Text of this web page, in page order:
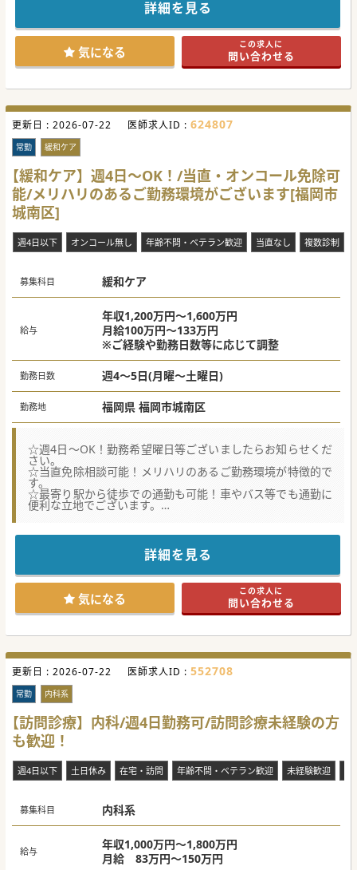
外来と病棟管理、訪問診療を中心にお任せ致しますが、業務
のバランス等はご希望等を踏まえて決定致します。
週4日のご勤務からOKで当直・オンコールの免除も可能！
ご興味ございましたらお気軽にお問合せくださいませ。
#秋入職可
詳細を見る
気になる この求人に
問い合わせる
更新日 : 2026-07-22 医師求人ID : 624807
常勤 緩和ケア
【緩和ケア】週4日～OK！/当直・オンコール免除可
能/メリハリのあるご勤務環境がございます[福岡市
城南区]
週4日以下 オンコール無し 年齢不問・ベテラン歓迎 当直なし 複数診制
募集科目 緩和ケア
給与
年収1,200万円～1,600万円
月給100万円～133万円
※ご経験や勤務日数等に応じて調整
勤務日数 週4～5日(月曜～土曜日)
勤務地 福岡県 福岡市城南区
☆週4日～OK！勤務希望曜日等ございましたらお知らせくだ
さい。
☆当直免除相談可能！メリハリのあるご勤務環境が特徴的で
す。
☆最寄り駅から徒歩での通勤も可能！車やバス等でも通勤に
便利な立地でございます。
福岡市城南区の病院での更なる体制強化を目的として緩和ケ
アの対応をお願いできる医師を募集しています。
外来と病棟管理を中心にお任せ致しますが、業務のバランス
等はご希望等を踏まえて決定致します。
週4日のご勤務からOKで当直・オンコールの免除も可能！
ご興味ございましたらお気軽にお問合せくださいませ。
#秋入職可
詳細を見る
気になる この求人に
問い合わせる
更新日 : 2026-07-22 医師求人ID : 552708
常勤 内科系
【訪問診療】内科/週4日勤務可/訪問診療未経験の方
も歓迎！
週4日以下 土日休み 在宅・訪問 年齢不問・ベテラン歓迎 未経験歓迎
募集科目 内科系
給与
年収1,000万円～1,800万円
月給 83万円～150万円